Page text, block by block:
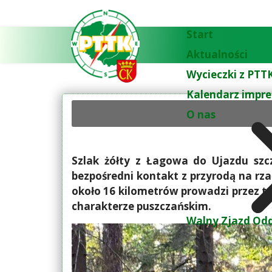
Start
Aktualności
Wycieczki z
Kalendarz
O nas
Walny Zjazd
Szlak żółty z Łagowa do Ujazdu
bezpośredni kontakt z przyrodą na
około 16 kilometrów prowadzi przez
charakterze puszczańskim.